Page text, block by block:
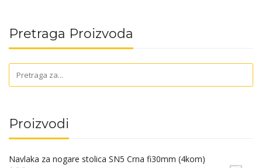
Pretraga Proizvoda
Proizvodi
Navlaka za nogare stolica SN5 Crna fi30mm (4kom)